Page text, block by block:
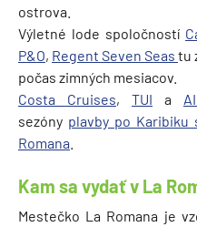
ostrova.
Výletné lode spoločností
P&O, Regent Seven Seas tu
počas zimných mesiacov.
Costa Cruises, TUI a
sezóny plavby po Karibiku
Romana
Kam sa vydať v La
Mestečko La Romana je